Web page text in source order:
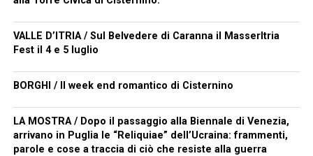
VALLE D’ITRIA / Sul Belvedere di Caranna il MasserItria
Fest il 4 e 5 luglio
BORGHI / Il week end romantico di Cisternino
LA MOSTRA / Dopo il passaggio alla Biennale di Venezia,
arrivano in Puglia le “Reliquiae” dell’Ucraina: frammenti,
parole e cose a traccia di ciò che resiste alla guerra